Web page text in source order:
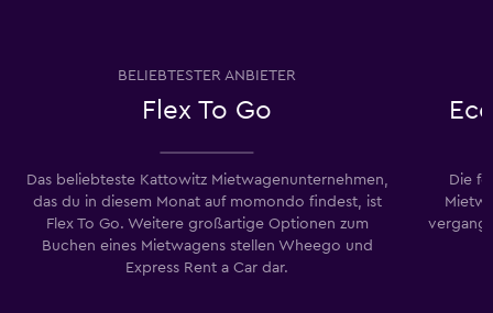
BELIEBTESTER ANBIETER
Flex To Go
Das beliebteste Kattowitz Mietwagenunternehmen,
das du in diesem Monat auf momondo findest, ist
Flex To Go. Weitere großartige Optionen zum
Buchen eines Mietwagens stellen Wheego und
Express Rent a Car dar.
Die